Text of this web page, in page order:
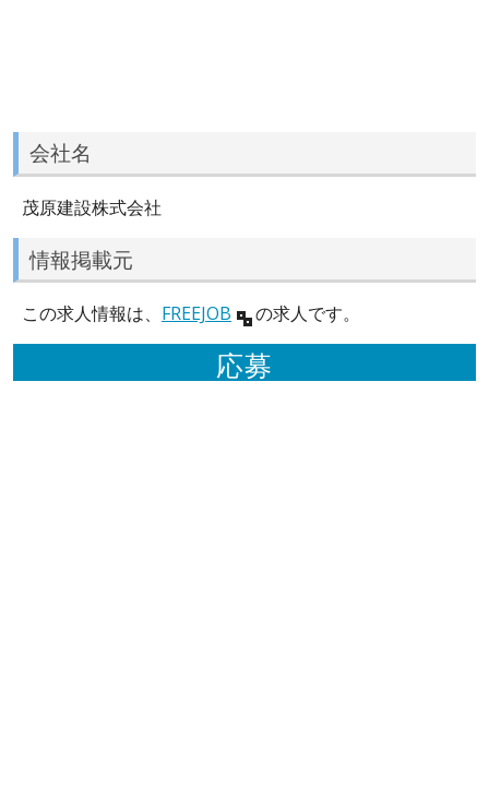
会社名
茂原建設株式会社
情報掲載元
この求人情報は、 FREEJOB の求人です。
応募